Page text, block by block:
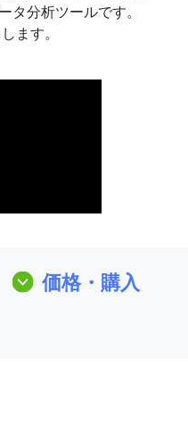
分析ツールです。
ます。
価格・購入